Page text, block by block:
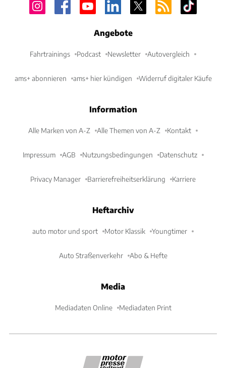
Angebote
Fahrtrainings Podcast Newsletter Autovergleich
ams+ abonnieren ams+ hier kündigen Widerruf digitaler Käufe
Information
Alle Marken von A-Z Alle Themen von A-Z Kontakt
Impressum AGB Nutzungsbedingungen Datenschutz
Privacy Manager Barrierefreiheitserklärung Karriere
Heftarchiv
auto motor und sport Motor Klassik Youngtimer
Auto Straßenverkehr Abo & Hefte
Media
Mediadaten Online Mediadaten Print